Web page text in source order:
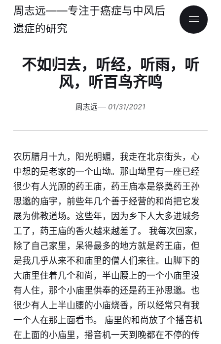
周志远——专注于癌症与中风后
遗症的研究
不如归去，听经，听雨，听
风，听百鸟齐鸣
周志远 01/31/2021
农历腊月十九，阳光明媚，我走在北京街头，心
中想的是老家的一个山坳。那山坳里有一座已经
很少有人光顾的药王庙，药王庙本是祭奠药王孙
思邈的庙宇，前些年几个善于经营的和尚把它发
展为佛教道场。这些年，因为乡下人大多进城务
工了，药王庙的香火越来越差了。 我每次回家，
除了自己家里，呆得最多的地方就是药王庙，但
是我几乎从来不和庙里的僧人们来往。山脚下的
大庙里住着几个和尚，半山腰上的一个小庙里没
有人住，那个小庙里供奉的还是药王孙思邈。也
很少有人上半山腰的小庙烧香，所以经常只有我
一个人在那上面看书。 庙里的和尚放了个播音机
在上面的小庙里，播音机一天到晚都在不停的传